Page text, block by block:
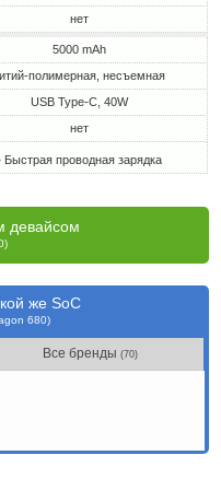
нет
5000 mAh
полимерная, несъемная
USB Type-C, 40W
нет
Быстрая проводная зарядка
девайсом
же SoC
680)
Все бренды(70)